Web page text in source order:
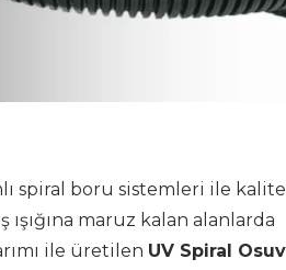
spiral boru sistemleri ile
maruz kalan alanlarda
ile üretilen UV Spiral Osuv